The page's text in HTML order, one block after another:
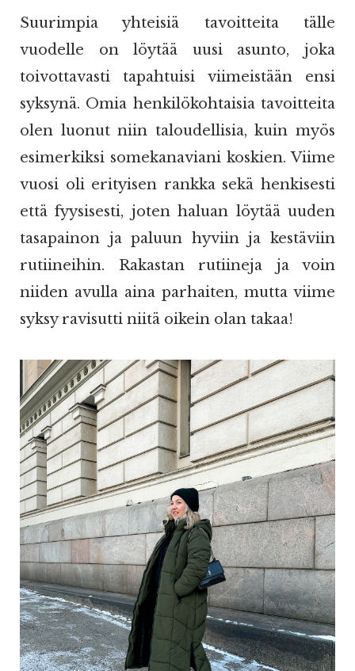
Suurimpia yhteisiä tavoitteita tälle
vuodelle on löytää uusi asunto, joka
toivottavasti tapahtuisi viimeistään ensi
syksynä. Omia henkilökohtaisia tavoitteita
olen luonut niin taloudellisia, kuin myös
esimerkiksi somekanaviani koskien. Viime
vuosi oli erityisen rankka sekä henkisesti
että fyysisesti, joten haluan löytää uuden
tasapainon ja paluun hyviin ja kestäviin
rutiineihin. Rakastan rutiineja ja voin
niiden avulla aina parhaiten, mutta viime
syksy ravisutti niitä oikein olan takaa!